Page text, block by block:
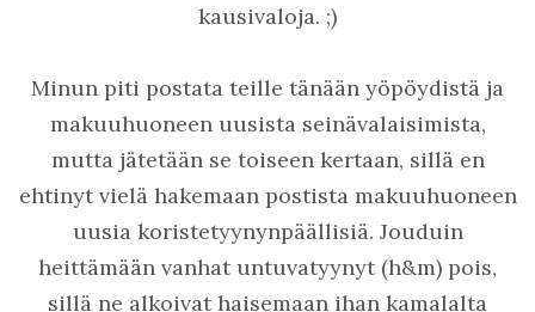
kausivaloja. ;)
Minun piti postata teille tänään yöpöydistä ja
makuuhuoneen uusista seinävalaisimista,
mutta jätetään se toiseen kertaan, sillä en
ehtinyt vielä hakemaan postista makuuhuoneen
uusia koristetyynynpäällisiä. Jouduin
heittämään vanhat untuvatyynyt (h&m) pois,
sillä ne alkoivat haisemaan ihan kamalalta